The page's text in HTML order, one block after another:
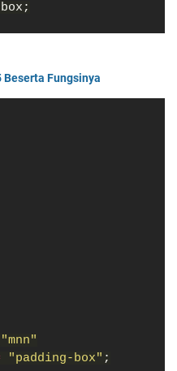
Beserta Fungsinya
"mnn"
"padding-box" ;